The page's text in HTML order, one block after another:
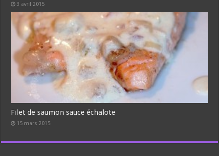
3 avril 2015
Filet de saumon sauce échalote
15 mars 2015